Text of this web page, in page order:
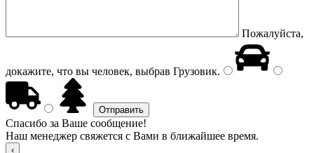
Пожалуйста,
докажите, что вы человек, выбрав Грузовик.
Спасибо за Ваше сообщение!
Наш менеджер свяжется с Вами в ближайшее время.